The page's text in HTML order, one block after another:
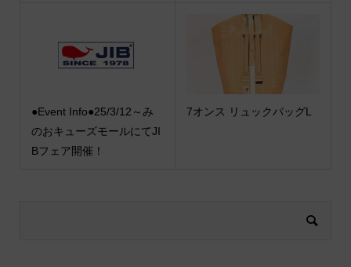
●Event Info●25/3/12～み
のおキューズモールにてJI
Bフェア開催！
7オンス リュックバッグL